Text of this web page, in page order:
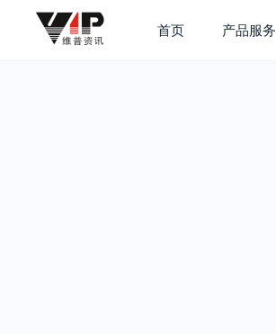
首页 产品服务